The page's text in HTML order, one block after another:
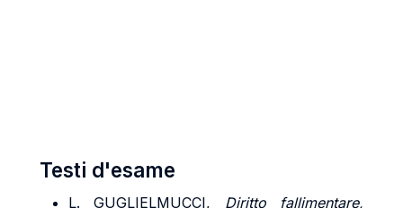
Testi d'esame
L. GUGLIELMUCCI, Diritto fallimentare,